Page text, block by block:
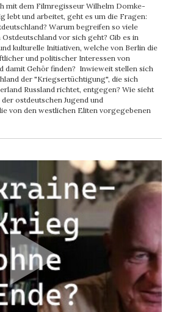
mit dem Filmregisseur Wilhelm Domke-
lebt und arbeitet, geht es um die Fragen:
Warum begreifen so viele
vor sich geht? Gib es in
kulturelle Initiativen, welche von Berlin die
und politischer Interessen von
damit Gehör finden? Inwieweit stellen sich
der "Kriegsertüchtigung", die sich
Russland richtet, entgegen? Wie sieht
ostdeutschen Jugend und
von den westlichen Eliten vorgegebenen